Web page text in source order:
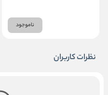
ناموجود
نظرات کاربران